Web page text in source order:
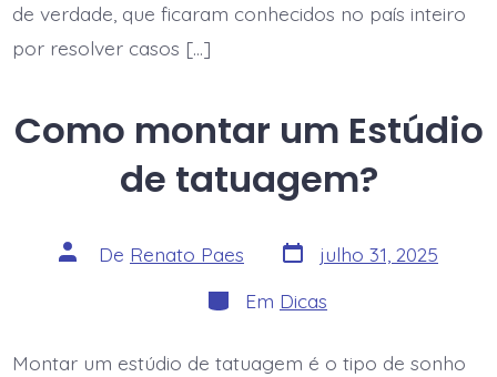
de verdade, que ficaram conhecidos no país inteiro
por resolver casos […]
Como montar um Estúdio
de tatuagem?
Autor
do
De Renato Paes Data
do
julho 31, 2025
Categorias
Em Dicas
Montar um estúdio de tatuagem é o tipo de sonho